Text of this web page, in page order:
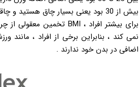
بیش از 30 بود یعنی بسیار چاق هستید و چاقی نوع دوم دارید.
اضافی در بدن خود ندارند .